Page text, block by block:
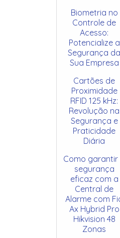
Biometria no
Controle de
Acesso:
Potencialize a
Segurança da
Sua Empresa
Cartões de
Proximidade
RFID 125 kHz:
Revolução na
Segurança e
Praticidade
Diária
Como garantir
segurança
eficaz com a
Central de
Alarme com
Ax Hybrid Pro
Hikvision 48
Zonas